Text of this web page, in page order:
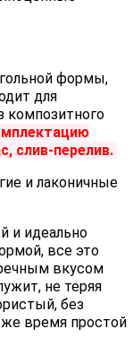
формы,
для
композитного
слив-перелив.
и лаконичные
и идеально
все это
вкусом
не теряя
без
время простой